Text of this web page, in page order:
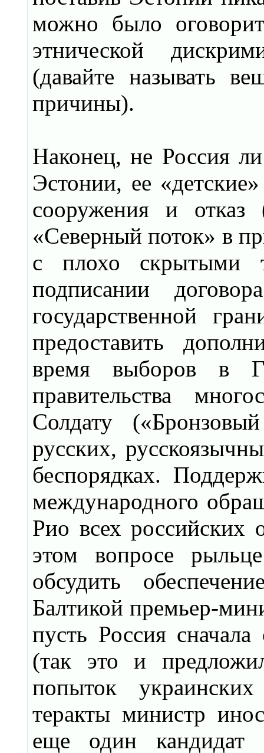
можно было
этнической
(давайте называть
причины).
Наконец, не Россия
Эстонии, ее
сооружения и отказ
«Северный поток» в
с плохо скрытыми
подписании
государственной
предоставить
время выборов в
правительства
Солдату
русских,
беспорядках.
международного
Рио всех российских
этом вопросе
обсудить
Балтикой премьер-
пусть Россия
(так это и
попыток
теракты министр
еще один кандидат